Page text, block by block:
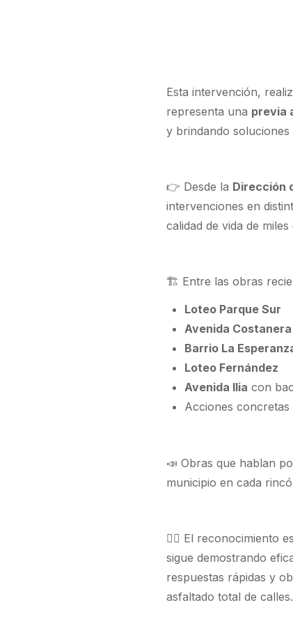
Esta intervención,
representa una previa
y brindando
👉 Desde la Dirección
intervenciones en
calidad de vida de
🏗️ Entre las obras
Loteo Parque Sur
Avenida Costanera
Barrio La
Loteo Fernández
Avenida Ilia con
Acciones concretas
📣 Obras que hablan
municipio en cada
👷‍♂️ El reconocimiento
sigue demostrando
respuestas rápidas y
asfaltado total de calles.